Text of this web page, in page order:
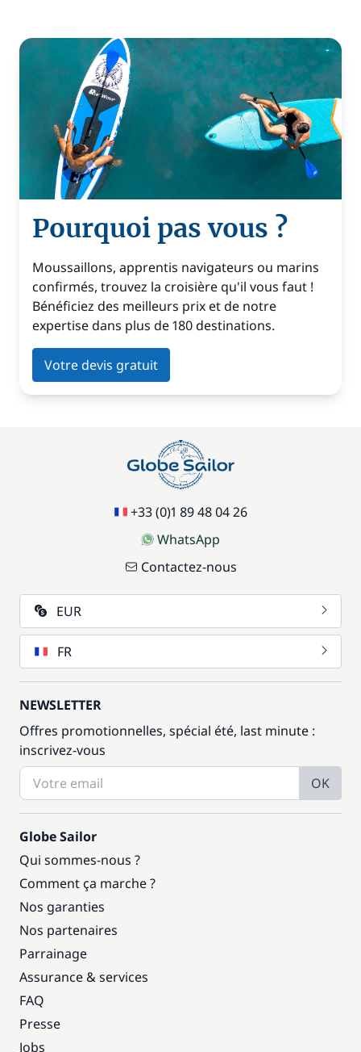
Pourquoi pas vous ?
Moussaillons, apprentis navigateurs ou marins
confirmés, trouvez la croisière qu'il vous faut !
Bénéficiez des meilleurs prix et de notre
expertise dans plus de 180 destinations.
Votre devis gratuit
+33 (0)1 89 48 04 26
WhatsApp
Contactez-nous
EUR
FR
NEWSLETTER
Offres promotionnelles, spécial été, last minute :
inscrivez-vous
OK
Globe Sailor
Qui sommes-nous ?
Comment ça marche ?
Nos garanties
Nos partenaires
Parrainage
Assurance & services
FAQ
Presse
Jobs